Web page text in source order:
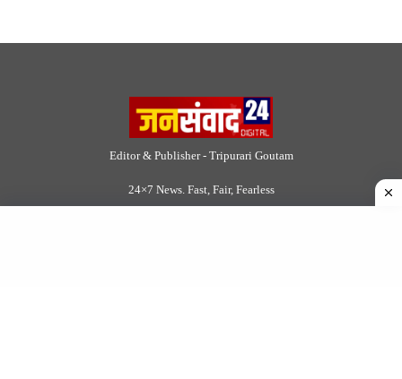
Editor & Publisher - Tripurari Goutam
24×7 News. Fast, Fair, Fearless